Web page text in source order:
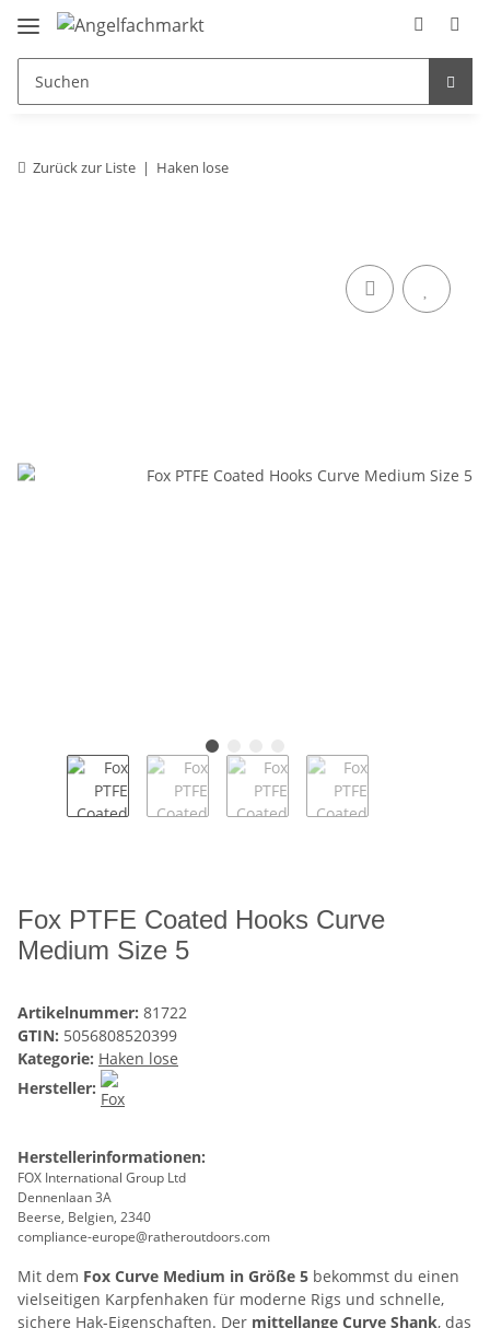
Zurück zur Liste Haken lose
Fox PTFE Coated Hooks Curve
Medium Size 5
Artikelnummer: 81722
GTIN: 5056808520399
Kategorie: Haken lose
Hersteller:
Herstellerinformationen:
FOX International Group Ltd
Dennenlaan 3A
Beerse, Belgien, 2340
compliance-europe@ratheroutdoors.com
Mit dem Fox Curve Medium in Größe 5 bekommst du einen
vielseitigen Karpfenhaken für moderne Rigs und schnelle,
sichere Hak-Eigenschaften. Der mittellange Curve Shank, das